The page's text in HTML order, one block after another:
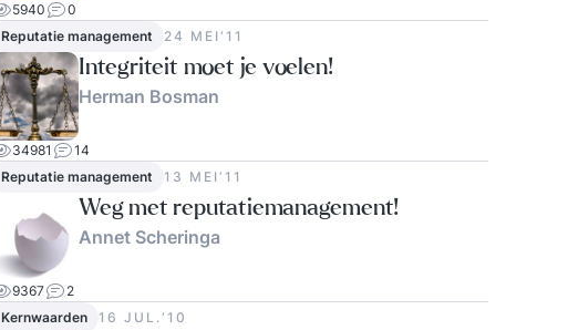
5940
0
Reputatie management
24 MEI‘11
Integriteit moet je voelen!
Herman Bosman
34981
14
Reputatie management
13 MEI‘11
Weg met reputatiemanagement!
Annet Scheringa
9367
2
Kernwaarden
16 JUL.‘10